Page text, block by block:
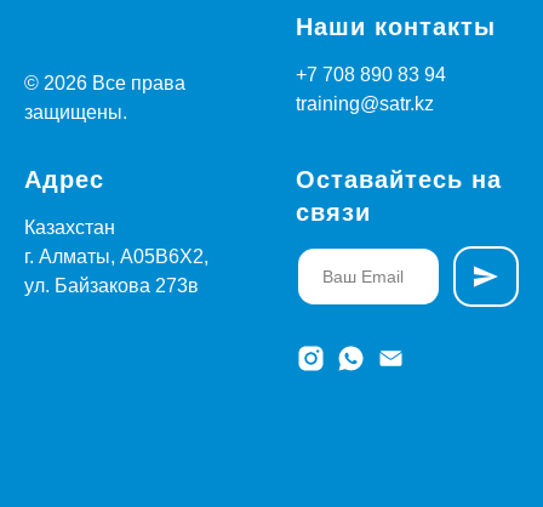
© 2026 Все права
защищены.
Наши контакты
+7 708 890 83 94
training@satr.kz
Адрес
Казахстан
г. Алматы, A05B6X2,
ул. Байзакова 273в
Оставайтесь на
связи